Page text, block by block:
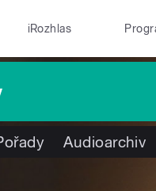
iRozhlas
Audioarchiv